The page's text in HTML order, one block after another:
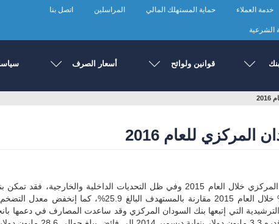
خدمة العملاء حماية المستهلك المالي المراسلين اتصل بنا
الشرعية
قوانين ولوائح أسعار الصرف
للعام 2016
بالنظر لأداء سياسات بنك السودان المركزي خلال العام 2015 وفي ظل
التي إتبعها بنك السودان المركزي وقد ساعدت المصارف في دعمها